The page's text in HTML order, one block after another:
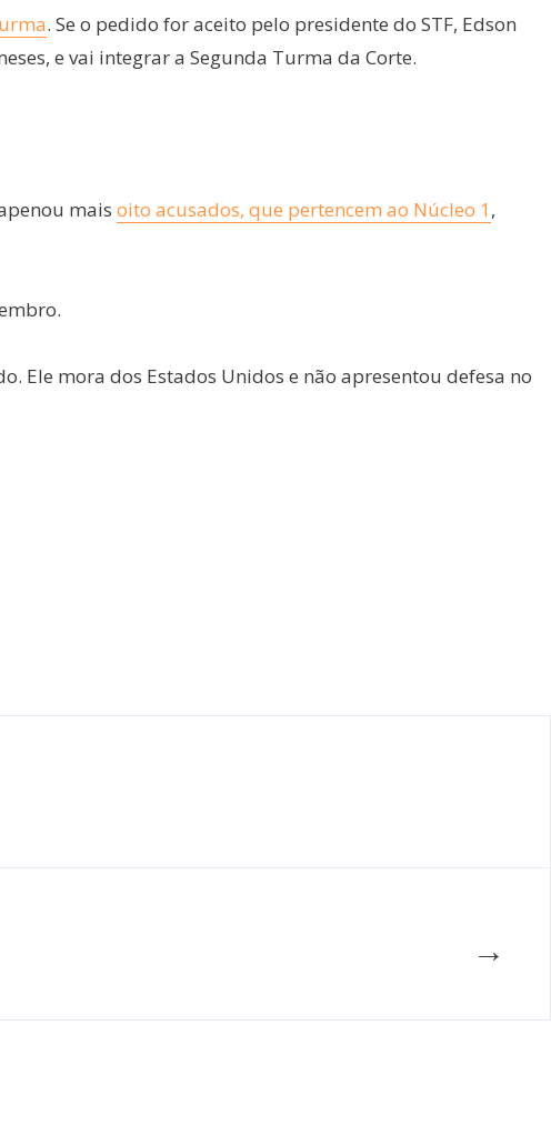
. Se o pedido for aceito pelo presidente do STF, Edson
e vai integrar a Segunda Turma da Corte.
mais oito acusados, que pertencem ao Núcleo 1,
Ele mora dos Estados Unidos e não apresentou defesa no
→